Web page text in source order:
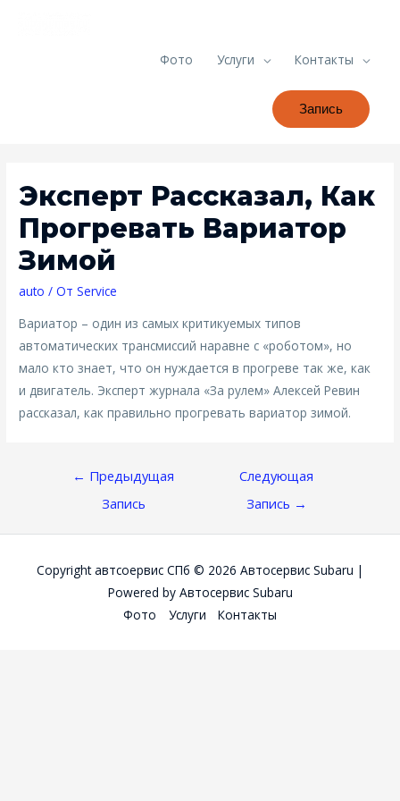
Фото Услуги Контакты
Запись
Эксперт Рассказал, Как
Прогревать Вариатор
Зимой
auto / От Service
Вариатор – один из самых критикуемых типов
автоматических трансмиссий наравне с «роботом», но
мало кто знает, что он нуждается в прогреве так же, как
и двигатель. Эксперт журнала «За рулем» Алексей Ревин
рассказал, как правильно прогревать вариатор зимой.
Навигация
Записям
← Предыдущая
Запись
Следующая
Запись →
Copyright автсоервис СПб © 2026 Автосервис Subaru |
Powered by Автосервис Subaru
Фото
Услуги Контакты